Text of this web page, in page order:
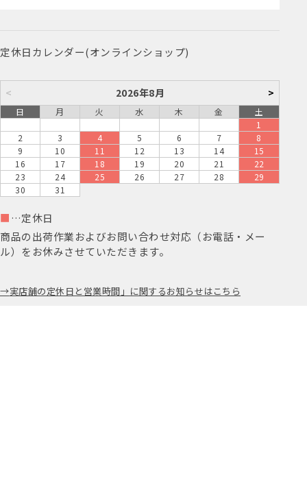
定休日カレンダー(オンラインショップ)
< 2026年8月 >
日 月 火 水 木 金
土
1
2
3 4 5 6 7
8
9
10 11 12 13 14
15
16
17 18 19 20 21
22
23
24 25 26 27 28
29
30
31
■ …定休日
商品の出荷作業およびお問い合わせ対応（お電話・メー
ル）をお休みさせていただきます。
実店舗の定休日と営業時間」に関するお知らせはこちら